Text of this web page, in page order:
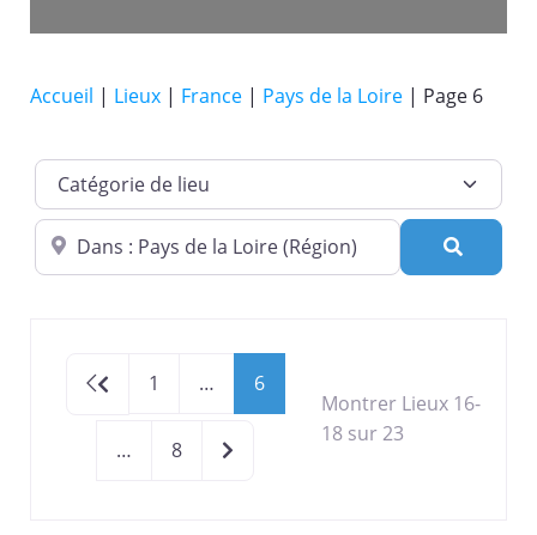
Accueil | Lieux | France | Pays de la Loire | Page 6
Catégorie de lieu
Dans quelle ville ?
Newer posts
1 … 6
… 8 Older posts
Montrer Lieux 16-
18 sur 23